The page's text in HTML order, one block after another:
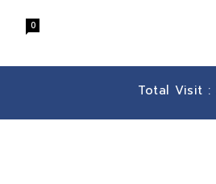
0
Total Visit :